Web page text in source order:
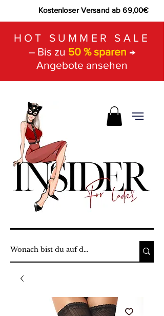
Kostenloser Versand ab 69,00€
HOT SUMMER SALE
– Bis zu 50 % sparen →
Angebote ansehen